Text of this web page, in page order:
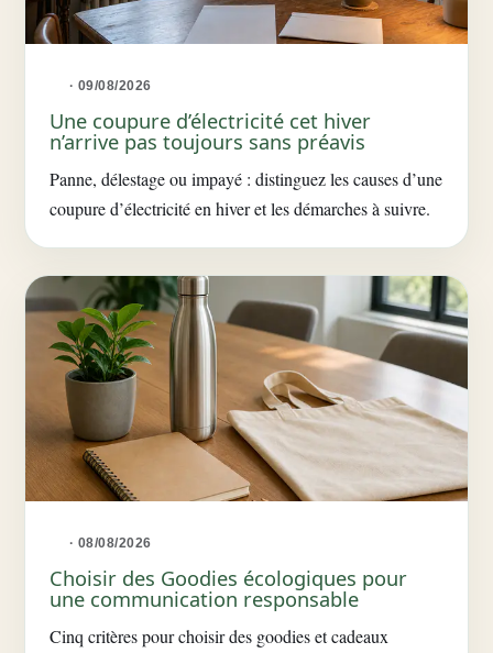
· 09/08/2026
Une coupure d’électricité cet hiver
n’arrive pas toujours sans préavis
Panne, délestage ou impayé : distinguez les causes d’une
coupure d’électricité en hiver et les démarches à suivre.
· 08/08/2026
Choisir des Goodies écologiques pour
une communication responsable
Cinq critères pour choisir des goodies et cadeaux